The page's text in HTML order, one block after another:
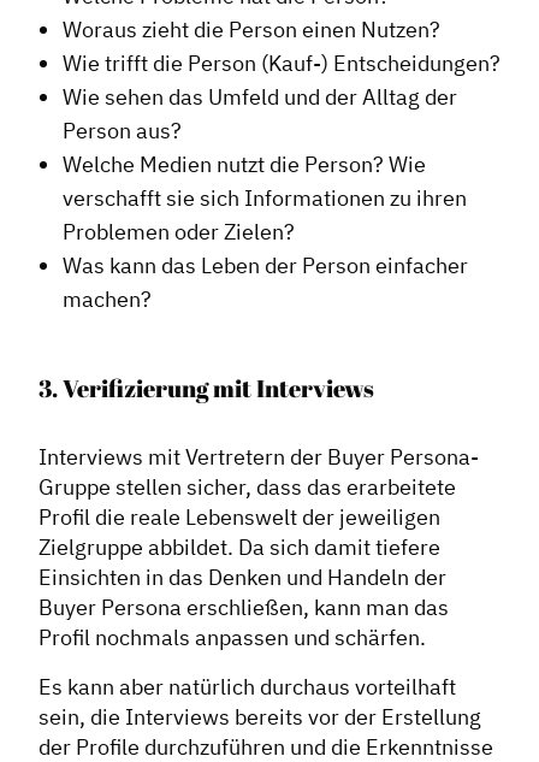
Contentmanagement
Datenmanagement
Serviceleistungen
Kooperationen
Service
Blog
Podcast
Informiert bleiben
Presse
Mosaik
Expertenwissen
Woraus zieht die Person einen Nutzen?
Wie trifft die Person (Kauf-) Entscheidungen?
Wie sehen das Umfeld und der Alltag der
Person aus?
Welche Medien nutzt die Person? Wie
verschafft sie sich Informationen zu ihren
Problemen oder Zielen?
Was kann das Leben der Person einfacher
machen?
3. Verifizierung mit Interviews
Interviews mit Vertretern der Buyer Persona-
Gruppe stellen sicher, dass das erarbeitete
Profil die reale Lebenswelt der jeweiligen
Zielgruppe abbildet. Da sich damit tiefere
Einsichten in das Denken und Handeln der
Buyer Persona erschließen, kann man das
Profil nochmals anpassen und schärfen.
Es kann aber natürlich durchaus vorteilhaft
sein, die Interviews bereits vor der Erstellung
der Profile durchzuführen und die Erkenntnisse